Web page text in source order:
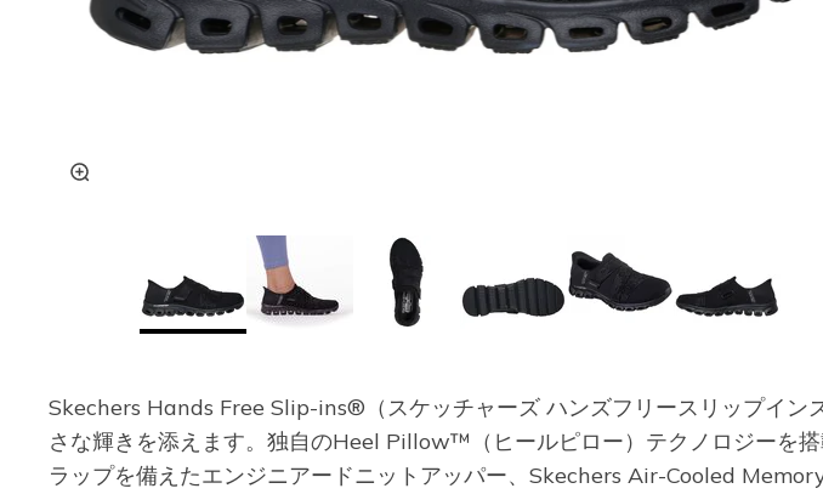
Skechers Hands Free Slip-ins®（スケッチャーズ ハンズフリースリップイ
さな輝きを添えます。独自のHeel Pillow™（ヒールピロー）テクノロジーを
ラップを備えたエンジニアードニットアッパー、Skechers Air-Cooled